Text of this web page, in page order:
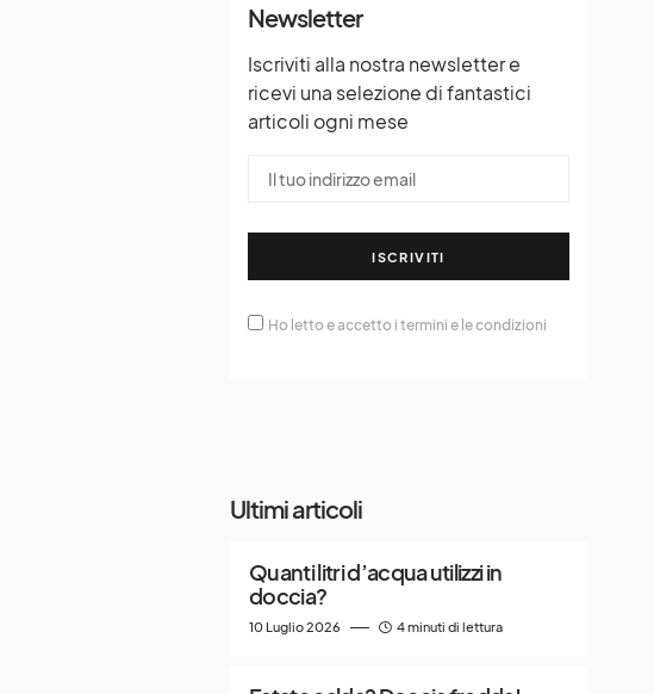
Newsletter
Iscriviti alla nostra newsletter e
ricevi una selezione di fantastici
articoli ogni mese
ISCRIVITI
Ho letto e accetto i termini e le condizioni
Ultimi articoli
Quanti litri d’acqua utilizzi in
doccia?
10 Luglio 2026 4 minuti di lettura